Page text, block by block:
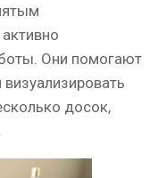
Они помогают
досок,